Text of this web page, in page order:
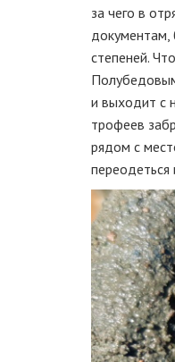
за чего в
документам,
степеней.
и выходит с
трофеев
рядом с
переодеться